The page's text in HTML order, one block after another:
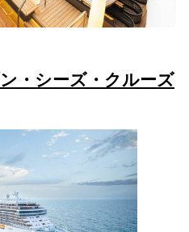
・シーズ・クルーズ